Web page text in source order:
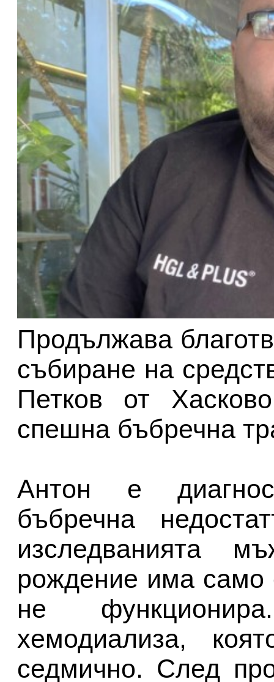
Продължава
събиране на
Петков от
спешна бъбречна
Антон е
бъбречна
изследванията
рождение има само
не
хемодиализа,
седмично. След